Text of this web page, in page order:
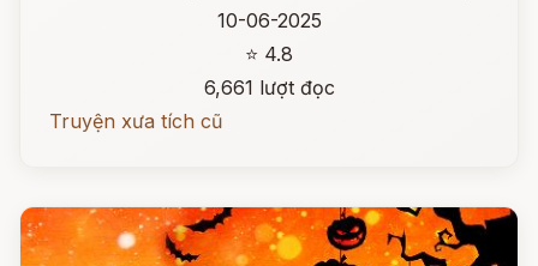
10-06-2025
⭐ 4.8
6,661 lượt đọc
Truyện xưa tích cũ